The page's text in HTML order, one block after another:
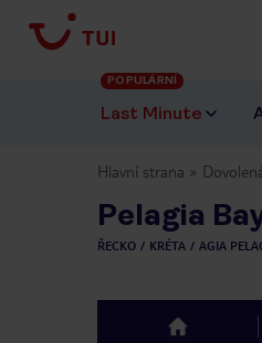
Last Minute
POPULÁRNÍ
Hlavní strana
Pelagia
ŘECKO KRÉTA AGIA
top